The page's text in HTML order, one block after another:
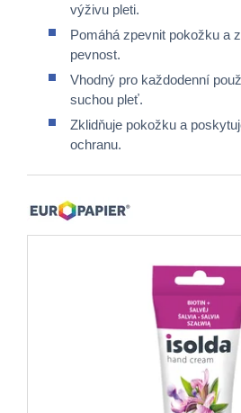
výživu pleti.
Pomáhá zpevnit pokožku a
pevnost.
Vhodný pro každodenní
suchou pleť.
Zklidňuje pokožku a
ochranu.